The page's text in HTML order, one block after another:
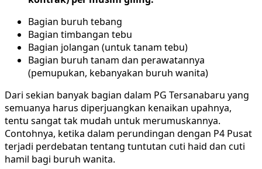
Bagian buruh tebang
Bagian timbangan tebu
Bagian jolangan (untuk tanam tebu)
Bagian buruh tanam dan perawatannya
(pemupukan, kebanyakan buruh wanita)
Dari sekian banyak bagian dalam PG Tersanabaru yang
semuanya harus diperjuangkan kenaikan upahnya,
tentu sangat tak mudah untuk merumuskannya.
Contohnya, ketika dalam perundingan dengan P4 Pusat
terjadi perdebatan tentang tuntutan cuti haid dan cuti
hamil bagi buruh wanita.